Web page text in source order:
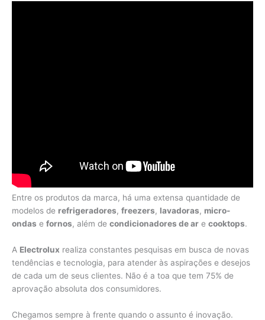
Entre os produtos da marca, há uma extensa quantidade de
modelos de refrigeradores, freezers, lavadoras, micro-
ondas e fornos, além de condicionadores de ar e cooktops.
A Electrolux realiza constantes pesquisas em busca de novas
tendências e tecnologia, para atender às aspirações e desejos
de cada um de seus clientes. Não é a toa que tem 75% de
aprovação absoluta dos consumidores.
Chegamos sempre à frente quando o assunto é inovação.